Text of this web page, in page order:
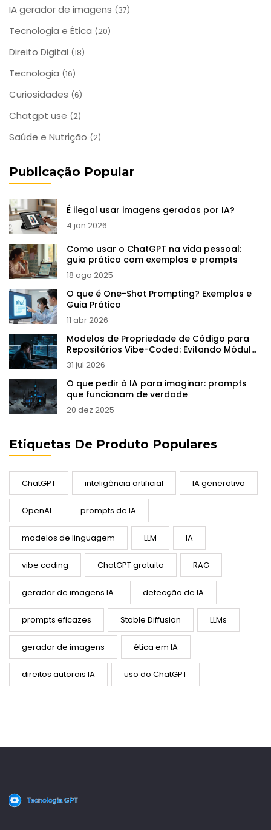
IA gerador de imagens (37)
Tecnologia e Ética (20)
Direito Digital (18)
Tecnologia (16)
Curiosidades (6)
Chatgpt use (2)
Saúde e Nutrição (2)
Publicação Popular
É ilegal usar imagens geradas por IA?
4 jan 2026
Como usar o ChatGPT na vida pessoal:
guia prático com exemplos e prompts
18 ago 2025
O que é One-Shot Prompting? Exemplos e
Guia Prático
11 abr 2026
Modelos de Propriedade de Código para
Repositórios Vibe-Coded: Evitando Módulos
Órfãos
31 jul 2026
O que pedir à IA para imaginar: prompts
que funcionam de verdade
20 dez 2025
Etiquetas De Produto Populares
ChatGPT inteligência artificial IA generativa
OpenAI prompts de IA
modelos de linguagem LLM IA
vibe coding ChatGPT gratuito RAG
gerador de imagens IA detecção de IA
prompts eficazes Stable Diffusion LLMs
gerador de imagens ética em IA
direitos autorais IA uso do ChatGPT